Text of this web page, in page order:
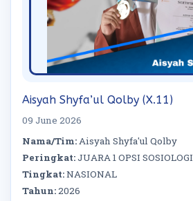
Aisyah Shyfa’ul Qolby (X.11)
09 June 2026
Nama/Tim:Aisyah Shyfa'ul Qolby
Peringkat:JUARA 1 OPSI SOSIOLOGI
Tingkat:NASIONAL
Tahun:2026